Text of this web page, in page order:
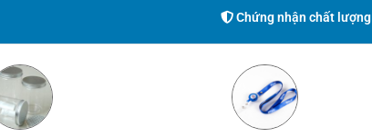
Chứng nhận chất lượng